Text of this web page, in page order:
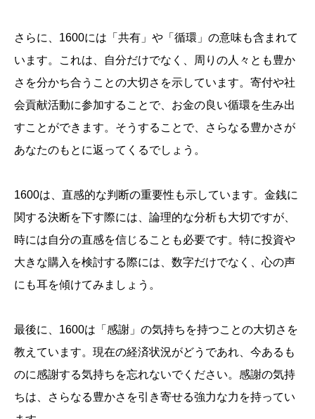
さらに、1600には「共有」や「循環」の意味も含まれて
います。これは、自分だけでなく、周りの人々とも豊か
さを分かち合うことの大切さを示しています。寄付や社
会貢献活動に参加することで、お金の良い循環を生み出
すことができます。そうすることで、さらなる豊かさが
あなたのもとに返ってくるでしょう。
1600は、直感的な判断の重要性も示しています。金銭に
関する決断を下す際には、論理的な分析も大切ですが、
時には自分の直感を信じることも必要です。特に投資や
大きな購入を検討する際には、数字だけでなく、心の声
にも耳を傾けてみましょう。
最後に、1600は「感謝」の気持ちを持つことの大切さを
教えています。現在の経済状況がどうであれ、今あるも
のに感謝する気持ちを忘れないでください。感謝の気持
ちは、さらなる豊かさを引き寄せる強力な力を持ってい